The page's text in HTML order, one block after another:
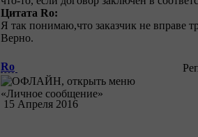
Цитата Ro:
Я так понимаю,что заказчик не вправе
Верно.
Ro
15 Апреля 2016